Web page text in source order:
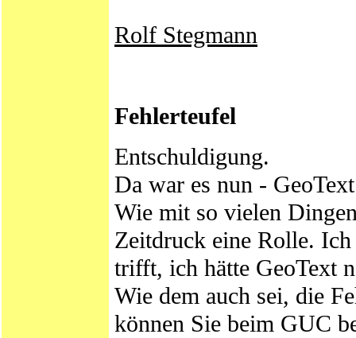
Rolf Stegmann
Fehlerteufel
Entschuldigung.
Da war es nun -
Wie mit so vielen
Zeitdruck eine Rolle.
trifft, ich hätte GeoText
Wie dem auch sei, die
können Sie beim GUC